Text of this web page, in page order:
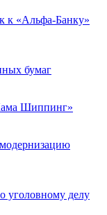
к «Альфа-Банку»
бумаг
Шиппинг»
уголовному делу